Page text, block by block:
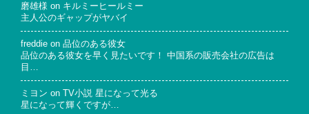
磨雄様 on キルミーヒールミー
主人公のギャップがヤバイ
freddie on 品位のある彼女
品位のある彼女を早く見たいです！ 中国系の販売会社の広告は
目…
ミヨン on TV小説 星になって光る
星になって輝くですが…